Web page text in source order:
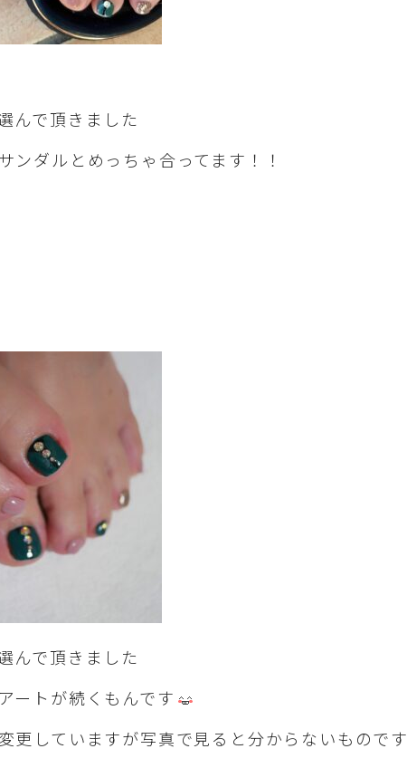
んで頂きました
ンダルとめっちゃ合ってます！！
んで頂きました
ートが続くもんです
更していますが写真で見ると分からないものです